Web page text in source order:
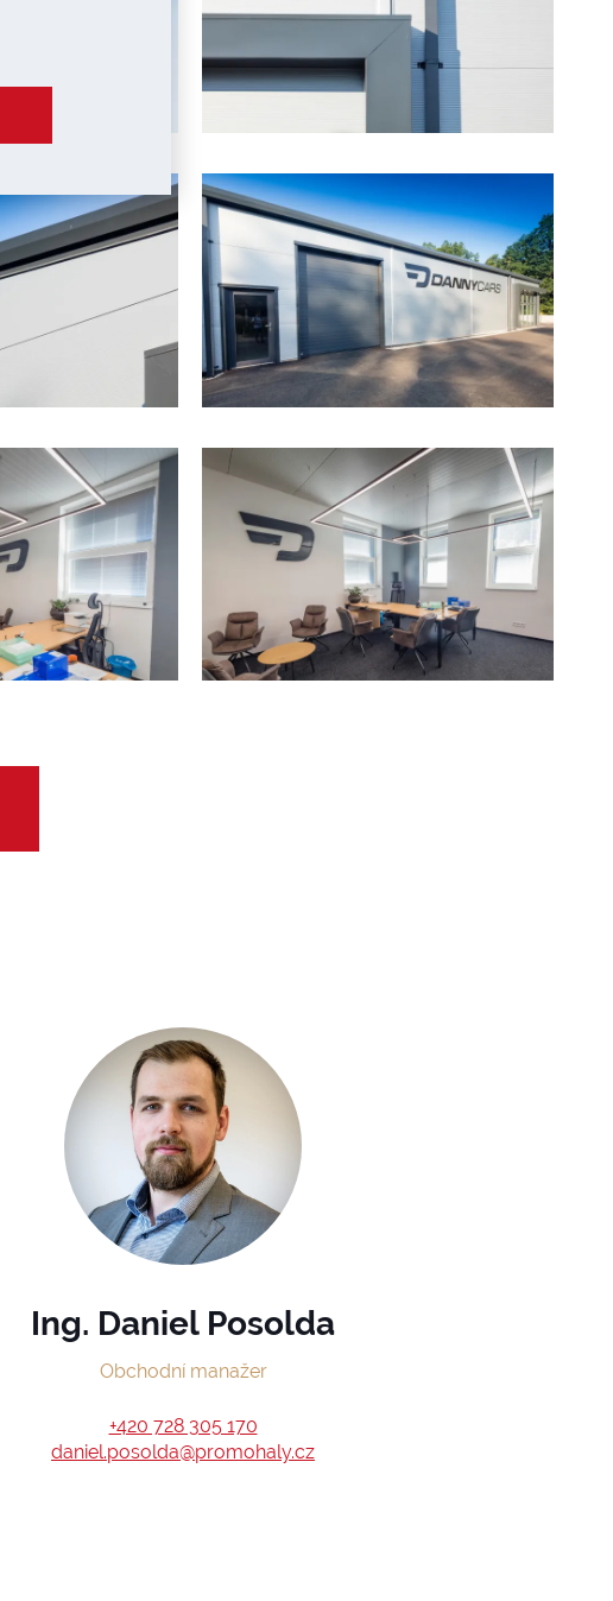
Ing. Daniel Posolda
Obchodní manažer
+420 728 305 170
daniel.posolda@promohaly.cz